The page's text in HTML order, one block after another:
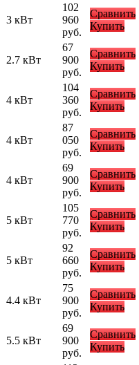
3 кВт
102
960
руб.
Сравнить
Купить
2.7 кВт
67
900
руб.
Сравнить
Купить
4 кВт
104
360
руб.
Сравнить
Купить
4 кВт
87
050
руб.
Сравнить
Купить
4 кВт
69
900
руб.
Сравнить
Купить
5 кВт
105
770
руб.
Сравнить
Купить
5 кВт
92
660
руб.
Сравнить
Купить
4.4 кВт
75
900
руб.
Сравнить
Купить
5.5 кВт
69
900
руб.
Сравнить
Купить